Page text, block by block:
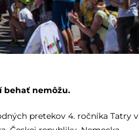
behať nemôžu.
pretekov 4. ročníka Tatry v